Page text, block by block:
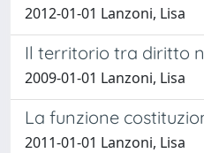
2012-01-01 Lanzoni, Lisa
Il territorio tra diritto
2009-01-01 Lanzoni, Lisa
La funzione
2011-01-01 Lanzoni, Lisa